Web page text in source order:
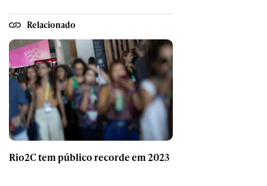
Relacionado
Rio2C tem público recorde em 2023